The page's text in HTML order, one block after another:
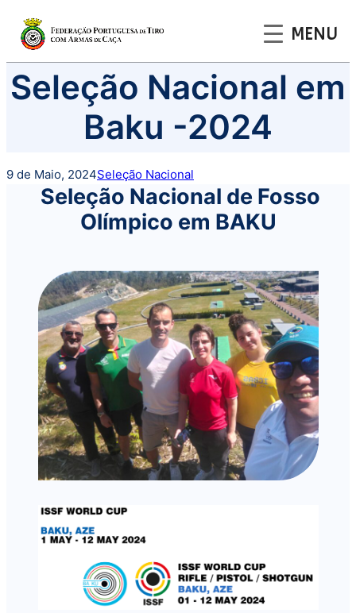
MENU
Saltar
para
Seleção Nacional em
Baku -2024
9 de Maio, 2024Seleção Nacional
Seleção Nacional de Fosso
Olímpico em BAKU